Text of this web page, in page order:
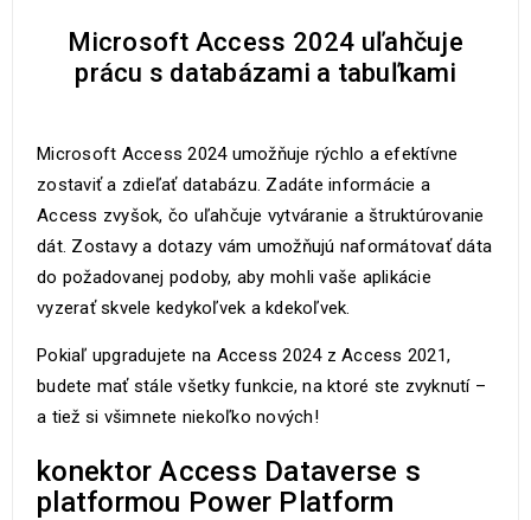
Microsoft Access 2024 uľahčuje
prácu s databázami a tabuľkami
Microsoft Access 2024 umožňuje rýchlo a efektívne
zostaviť a zdieľať databázu. Zadáte informácie a
Access zvyšok, čo uľahčuje vytváranie a štruktúrovanie
dát. Zostavy a dotazy vám umožňujú naformátovať dáta
do požadovanej podoby, aby mohli vaše aplikácie
vyzerať skvele kedykoľvek a kdekoľvek.
Pokiaľ upgradujete na Access 2024 z Access 2021,
budete mať stále všetky funkcie, na ktoré ste zvyknutí –
a tiež si všimnete niekoľko nových!
konektor Access Dataverse s
platformou Power Platform